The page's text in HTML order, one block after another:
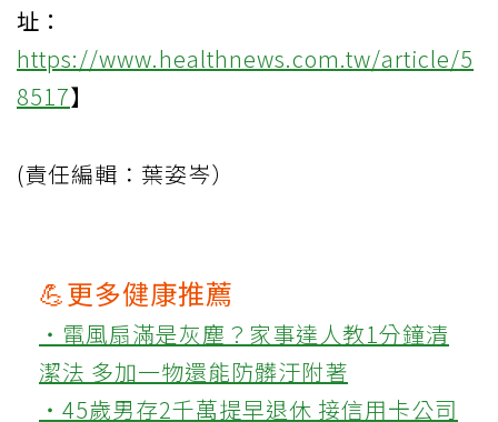
址：
https://www.healthnews.com.tw/article/5
8517】
(責任編輯：葉姿岑）
💪更多健康推薦
‧電風扇滿是灰塵？家事達人教1分鐘清
潔法 多加一物還能防髒汙附著
‧45歲男存2千萬提早退休 接信用卡公司